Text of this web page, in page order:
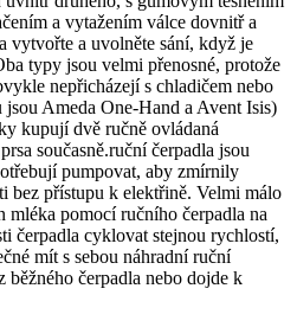
a vytažením válce dovnitř a
vytvořte a uvolněte sání, když je
typy jsou velmi přenosné, protože
nepřicházejí s chladičem nebo
Ameda One-Hand a Avent Isis)
kupují dvě ručně ovládaná
současně.ruční čerpadla jsou
pumpovat, aby zmírnily
bez přístupu k elektřině. Velmi málo
mléka pomocí ručního čerpadla na
čerpadla cyklovat stejnou rychlostí,
mít s sebou náhradní ruční
běžného čerpadla nebo dojde k